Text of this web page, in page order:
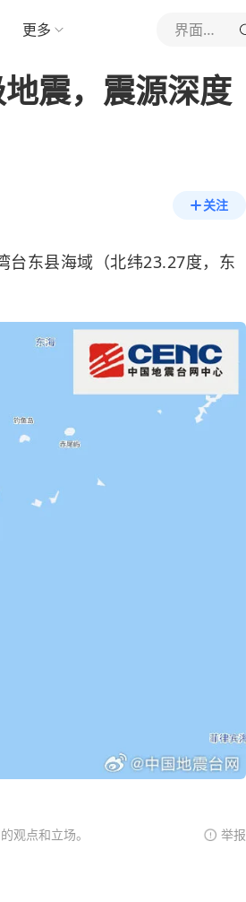
更多 界面新闻
震，震源深度
关注
台东县海域（北纬23.27度，东
观点和立场。 举报